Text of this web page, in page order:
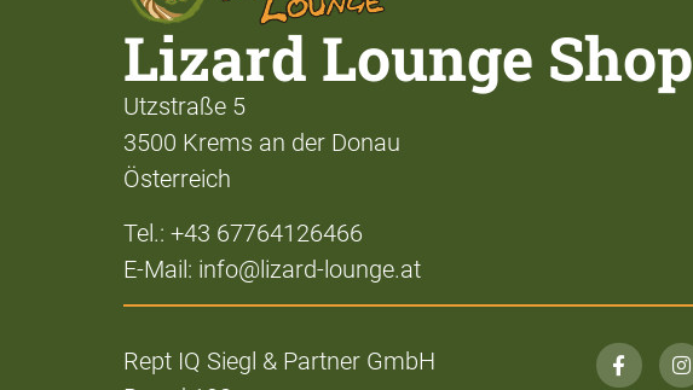
Lizard Lounge Shop
Utzstraße 5
3500 Krems an der Donau
Österreich
Tel.: +43 67764126466
E-Mail: info@lizard-lounge.at
Rept IQ Siegl & Partner GmbH